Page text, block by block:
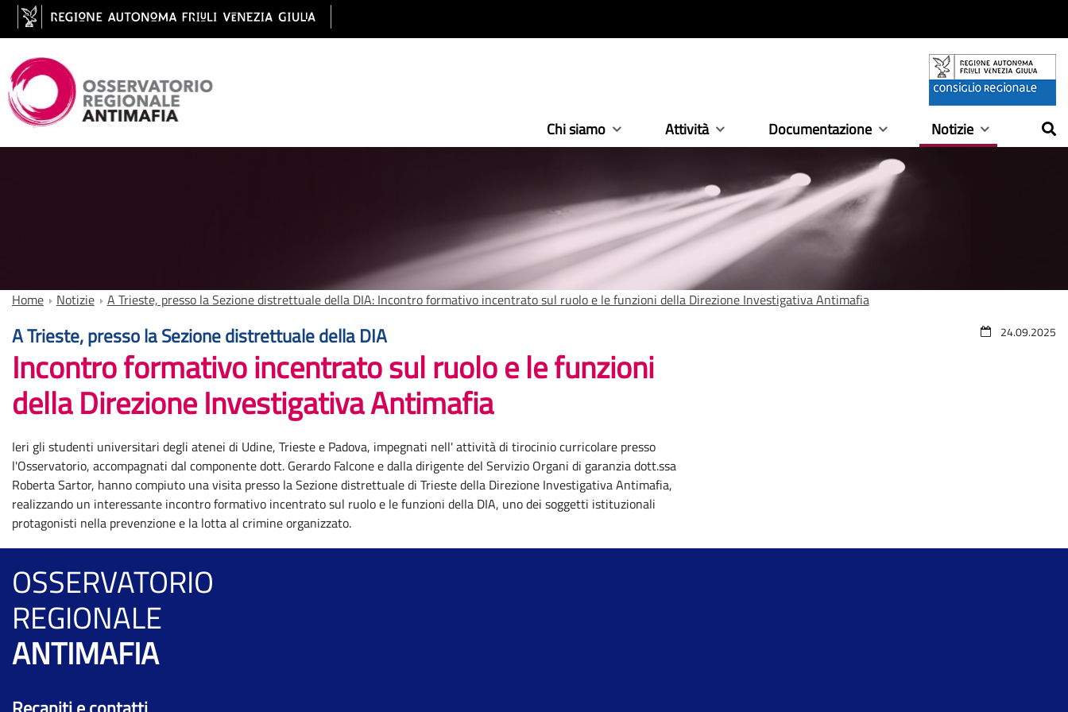
Chi siamo Attività Documentazione Notizie
Home Notizie A Trieste, presso la Sezione distrettuale della DIA: Incontro formativo incentrato sul ruolo e le funzioni della Direzione Investigativa Antimafia
A Trieste, presso la Sezione distrettuale della DIA:
Incontro formativo incentrato sul ruolo e le funzioni
della Direzione Investigativa Antimafia
Ieri gli studenti universitari degli atenei di Udine, Trieste e Padova, impegnati nell' attività di tirocinio curricolare presso
l'Osservatorio, accompagnati dal componente dott. Gerardo Falcone e dalla dirigente del Servizio Organi di garanzia dott.ssa
Roberta Sartor, hanno compiuto una visita presso la Sezione distrettuale di Trieste della Direzione Investigativa Antimafia,
realizzando un interessante incontro formativo incentrato sul ruolo e le funzioni della DIA, uno dei soggetti istituzionali
protagonisti nella prevenzione e la lotta al crimine organizzato.
24.09.2025
OSSERVATORIO
REGIONALE
ANTIMAFIA